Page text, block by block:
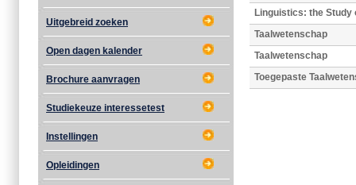
Uitgebreid zoeken
Open dagen kalender
Brochure aanvragen
Studiekeuze interessetest
Instellingen
Opleidingen
Linguistics: the Study
Taalwetenschap
Taalwetenschap
Toegepaste